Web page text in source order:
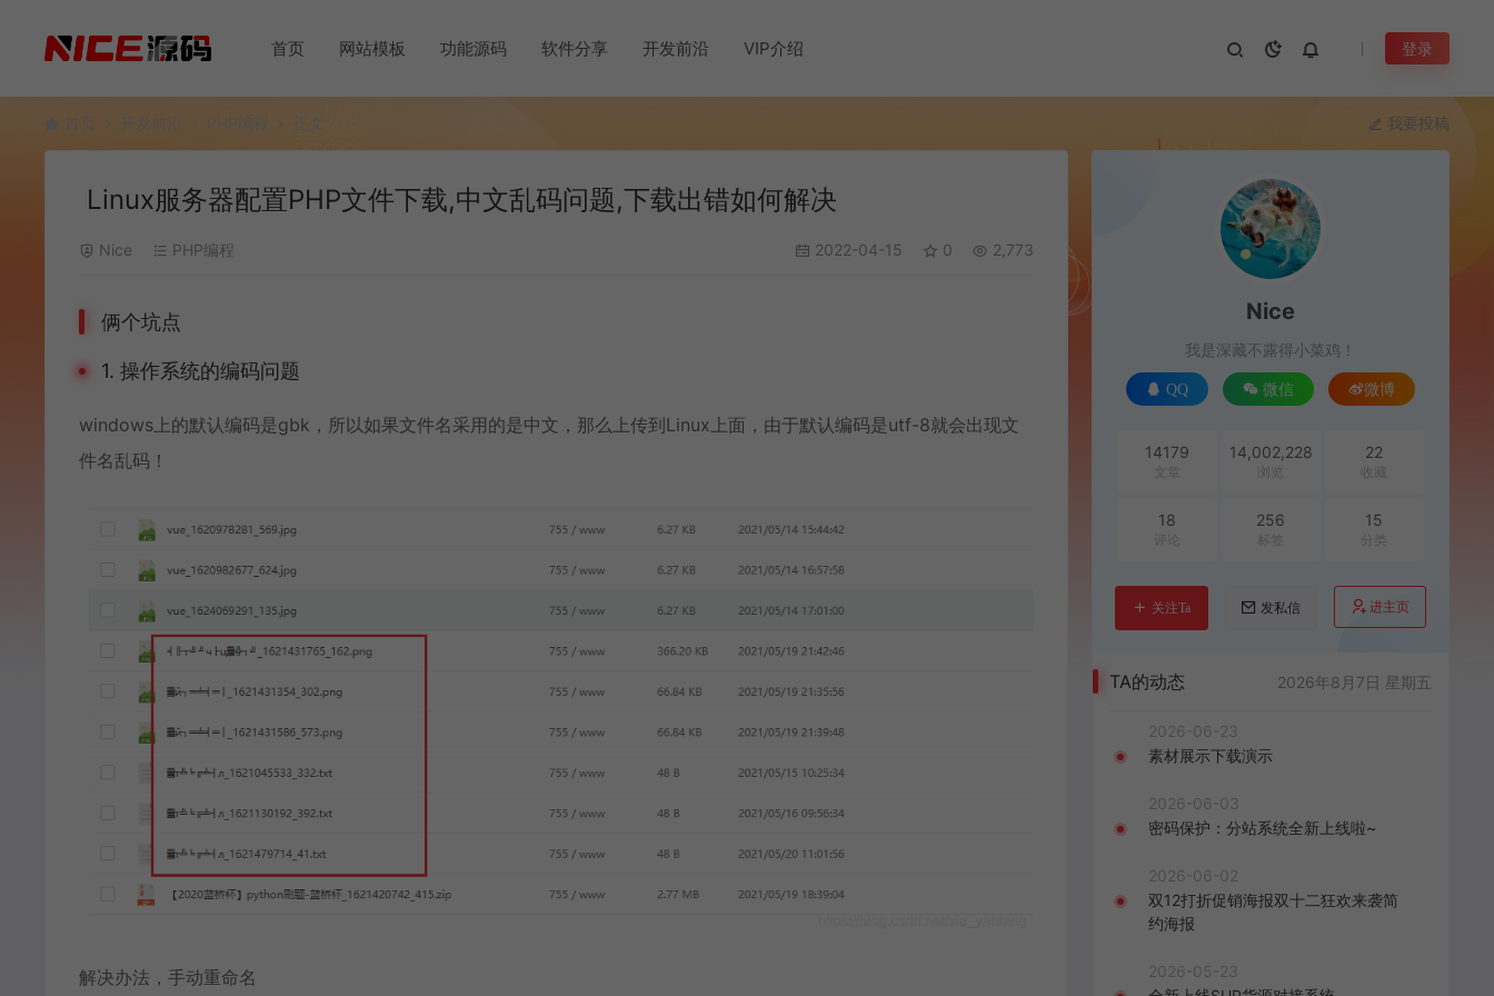
首页 网站模板 功能源码 软件分享 开发前沿 VIP介绍 登录
我要投稿
Linux服务器配置PHP文件下载,中文乱码问题,下载出错如何解决
Nice PHP编程 2022-04-15 0 2,773
俩个坑点
1. 操作系统的编码问题
windows上的默认编码是gbk，所以如果文件名采用的是中文，那么上传到Linux上面，由于默认编码是utf-8就会出现文
件名乱码！
解决办法，手动重命名
Nice
我是深藏不露得小菜鸡！
QQ 微信 微博
14179
文章
14,002,228
浏览
22
收藏
18
评论
256
标签
15
分类
关注Ta 发私信 进主页
TA的动态 2026年8月7日 星期五
2026-06-23
素材展示下载演示
2026-06-03
密码保护：分站系统全新上线啦~
2026-06-02
双12打折促销海报双十二狂欢来袭简
约海报
2026-05-23